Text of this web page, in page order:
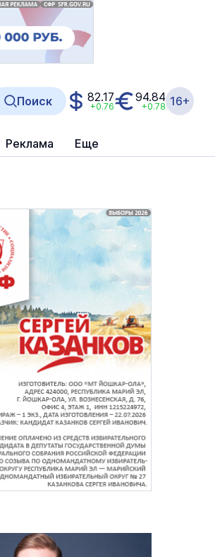
Реклама Еще
Поиск 82.17
+0.76
94.84
+0.78 16+